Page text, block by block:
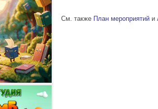
См. также План мероприятий и